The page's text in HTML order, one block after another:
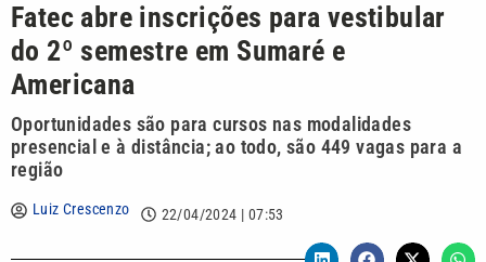
Fatec abre inscrições para vestibular
do 2º semestre em Sumaré e
Americana
Oportunidades são para cursos nas modalidades
presencial e à distância; ao todo, são 449 vagas para a
região
Luiz Crescenzo 22/04/2024 | 07:53